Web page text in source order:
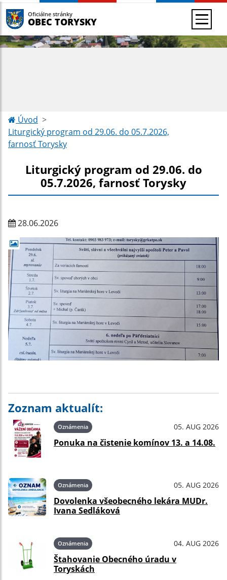
Oficiálne stránky
OBEC TORYSKY
Úvod
Liturgický program od 29.06. do 05.7.2026,
farnosť Torysky
Liturgický program od 29.06. do
05.7.2026, farnosť Torysky
28.06.2026
Zoznam aktualít:
Oznámenia 05. AUG 2026
Ponuka na čistenie komínov 13. a 14.08.
Oznámenia 05. AUG 2026
Dovolenka všeobecného lekára MUDr.
Ivana Sedláková
Oznámenia 04. AUG 2026
Štahovanie Obecného úradu v
Toryskách